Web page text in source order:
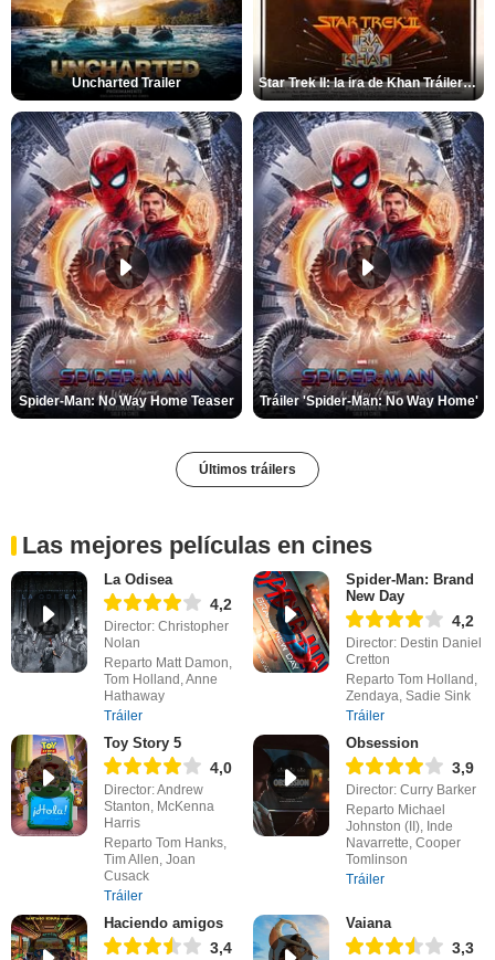
Uncharted Trailer Star Trek II: la ira de Khan Tráiler VO
Spider-Man: No Way Home Teaser Tráiler 'Spider-Man: No Way Home'
Últimos tráilers
Las mejores películas en cines
La Odisea
4,2
Director: Christopher
Nolan
Reparto Matt Damon,
Tom Holland, Anne
Hathaway
Tráiler
Spider-Man: Brand
New Day
4,2
Director: Destin Daniel
Cretton
Reparto Tom Holland,
Zendaya, Sadie Sink
Tráiler
Toy Story 5
4,0
Director: Andrew
Stanton, McKenna
Harris
Reparto Tom Hanks,
Tim Allen, Joan
Cusack
Tráiler
Obsession
3,9
Director: Curry Barker
Reparto Michael
Johnston (II), Inde
Navarrette, Cooper
Tomlinson
Tráiler
Haciendo amigos
3,4
Vaiana
3,3